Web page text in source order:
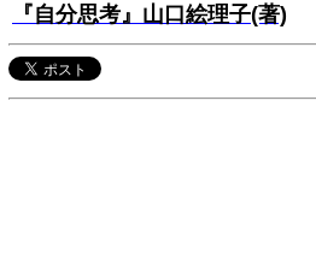
『自分思考』山口絵理子(著)